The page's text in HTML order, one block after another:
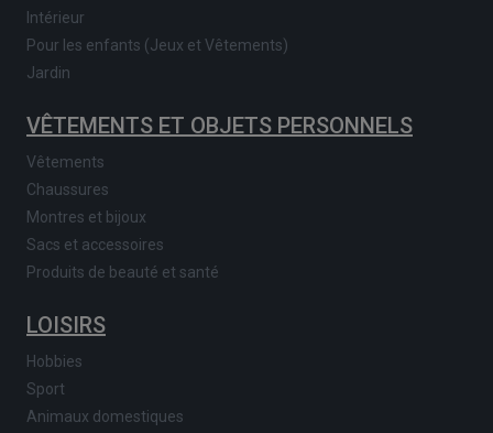
Intérieur
Pour les enfants (Jeux et Vêtements)
Jardin
VÊTEMENTS ET OBJETS PERSONNELS
Vêtements
Chaussures
Montres et bijoux
Sacs et accessoires
Produits de beauté et santé
LOISIRS
Hobbies
Sport
Animaux domestiques